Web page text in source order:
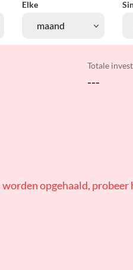
Elke
Totale
---
worden opgehaald,